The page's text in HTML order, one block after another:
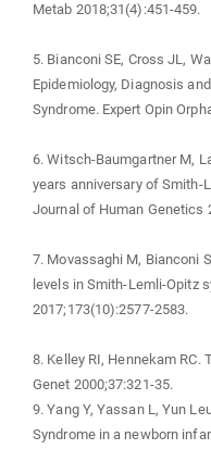
Metab 2018;31(4):451-459.
5. Bianconi SE, Cross JL,
Epidemiology, Diagnosis
Syndrome. Expert Opin
6. Witsch-Baumgartner M,
years anniversary of Smith-
Journal of Human Genetics
7. Movassaghi M, Bianconi
levels in Smith-Lemli-Opitz
2017;173(10):2577-2583.
8. Kelley RI, Hennekam RC.
Genet 2000;37:321-35.
9. Yang Y, Yassan L, Yun
Syndrome in a newborn